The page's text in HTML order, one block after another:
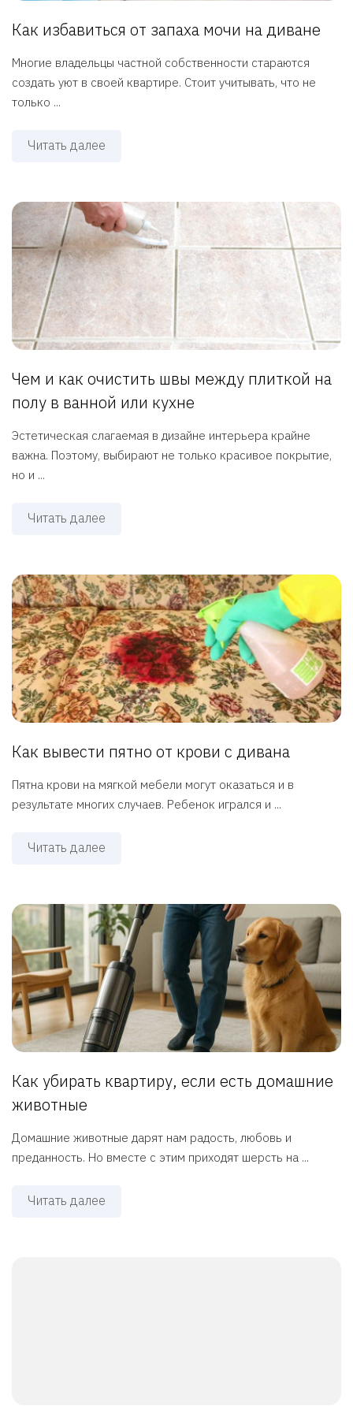
Как избавиться от запаха мочи на диване
Многие владельцы частной собственности стараются
создать уют в своей квартире. Стоит учитывать, что не
только ...
Читать далее
Чем и как очистить швы между плиткой на
полу в ванной или кухне
Эстетическая слагаемая в дизайне интерьера крайне
важна. Поэтому, выбирают не только красивое покрытие,
но и ...
Читать далее
Как вывести пятно от крови с дивана
Пятна крови на мягкой мебели могут оказаться и в
результате многих случаев. Ребенок игрался и ...
Читать далее
Как убирать квартиру, если есть домашние
животные
Домашние животные дарят нам радость, любовь и
преданность. Но вместе с этим приходят шерсть на ...
Читать далее